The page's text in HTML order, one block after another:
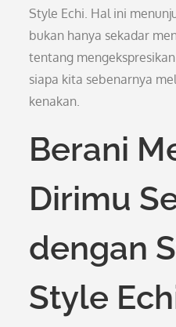
Style Echi. Hal ini
bukan hanya sekadar
tentang
siapa kita sebenarnya
kenakan.
Berani
Dirimu
dengan
Style